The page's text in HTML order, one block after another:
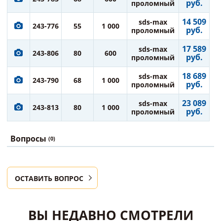
проломный руб.
243-776 55 1 000
sds-max
проломный
14 509
руб.
243-806 80 600
sds-max
проломный
17 589
руб.
243-790 68 1 000
sds-max
проломный
18 689
руб.
243-813 80 1 000
sds-max
проломный
23 089
руб.
Вопросы (0)
ОСТАВИТЬ ВОПРОС
ВЫ НЕДАВНО СМОТРЕЛИ